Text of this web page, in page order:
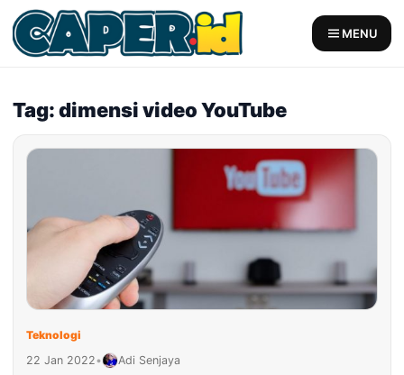
Skip
to
content
MENU
Tag: dimensi video YouTube
Teknologi
22 Jan 2022• Adi Senjaya